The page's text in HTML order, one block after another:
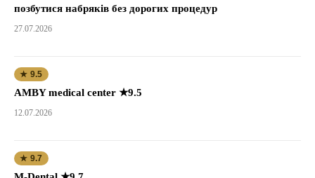
позбутися набряків без дорогих процедур
27.07.2026
★ 9.5
AMBY medical center ★9.5
12.07.2026
★ 9.7